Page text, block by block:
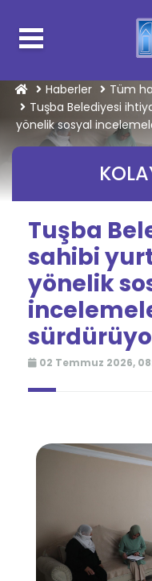
Haberler
Tüm
Tuşba Belediyesi
yönelik sosyal
Tuşba
sahibi
yönelik
02 Temmuz 2026,